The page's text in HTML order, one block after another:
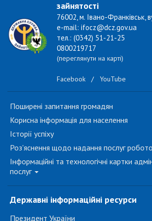
зайнятості
76002, м. Івано-Франківськ,
e-mail: ifocz@dcz.gov.ua
тел.: (0342) 51-21-25
0800219717
(переглянути на карті)
Facebook / YouTube
Поширені запитання громадян
Корисна інформація для населення
Історії успіху
Роз'яснення щодо надання послуг
Інформаційні та технологічні картки
послуг
Державні інформаційні ресурси
Президент України